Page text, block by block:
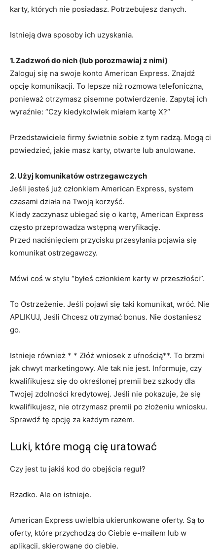
karty, których nie posiadasz. Potrzebujesz danych.
Istnieją dwa sposoby ich uzyskania.
1. Zadzwoń do nich (lub porozmawiaj z nimi)
Zaloguj się na swoje konto American Express. Znajdź
opcję komunikacji. To lepsze niż rozmowa telefoniczna,
ponieważ otrzymasz pisemne potwierdzenie. Zapytaj ich
wyraźnie: “Czy kiedykolwiek miałem kartę X?“
Przedstawiciele firmy świetnie sobie z tym radzą. Mogą ci
powiedzieć, jakie masz karty, otwarte lub anulowane.
2. Użyj komunikatów ostrzegawczych
Jeśli jesteś już członkiem American Express, system
czasami działa na Twoją korzyść.
Kiedy zaczynasz ubiegać się o kartę, American Express
często przeprowadza wstępną weryfikację.
Przed naciśnięciem przycisku przesyłania pojawia się
komunikat ostrzegawczy.
Mówi coś w stylu “byłeś członkiem karty w przeszłości”.
To Ostrzeżenie. Jeśli pojawi się taki komunikat, wróć. Nie
APLIKUJ, Jeśli Chcesz otrzymać bonus. Nie dostaniesz
go.
Istnieje również * * Złóż wniosek z ufnością**. To brzmi
jak chwyt marketingowy. Ale tak nie jest. Informuje, czy
kwalifikujesz się do określonej premii bez szkody dla
Twojej zdolności kredytowej. Jeśli nie pokazuje, że się
kwalifikujesz, nie otrzymasz premii po złożeniu wniosku.
Sprawdź tę opcję za każdym razem.
Luki, które mogą cię uratować
Czy jest tu jakiś kod do obejścia reguł?
Rzadko. Ale on istnieje.
American Express uwielbia ukierunkowane oferty. Są to
oferty, które przychodzą do Ciebie e-mailem lub w
aplikacji, skierowane do ciebie.